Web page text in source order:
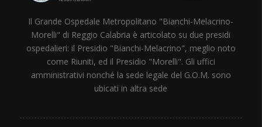
Il Grande Ospedale Metropolitano "Bianchi-Melacrino-
Morelli" di Reggio Calabria è articolato su due presidi
ospedalieri: il Presidio "Bianchi-Melacrino", meglio noto
come Riuniti, ed il Presidio "Morelli". Gli uffici
amministrativi nonché la sede legale del G.O.M. sono
ubicati in altra sede